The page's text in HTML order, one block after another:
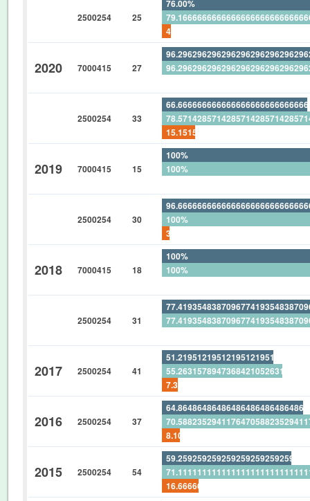
2500254 25
76.00%
4.00%
2020 7000415 27
2500254 33
2019 7000415 15
100%
100%
2500254 30
100%
2018 7000415 18
100%
100%
2500254 31
2017 2500254 41
2016 2500254 37
2015 2500254 54